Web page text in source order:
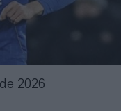
2026